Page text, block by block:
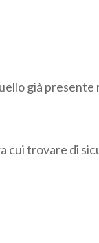
già presente
cui trovare di